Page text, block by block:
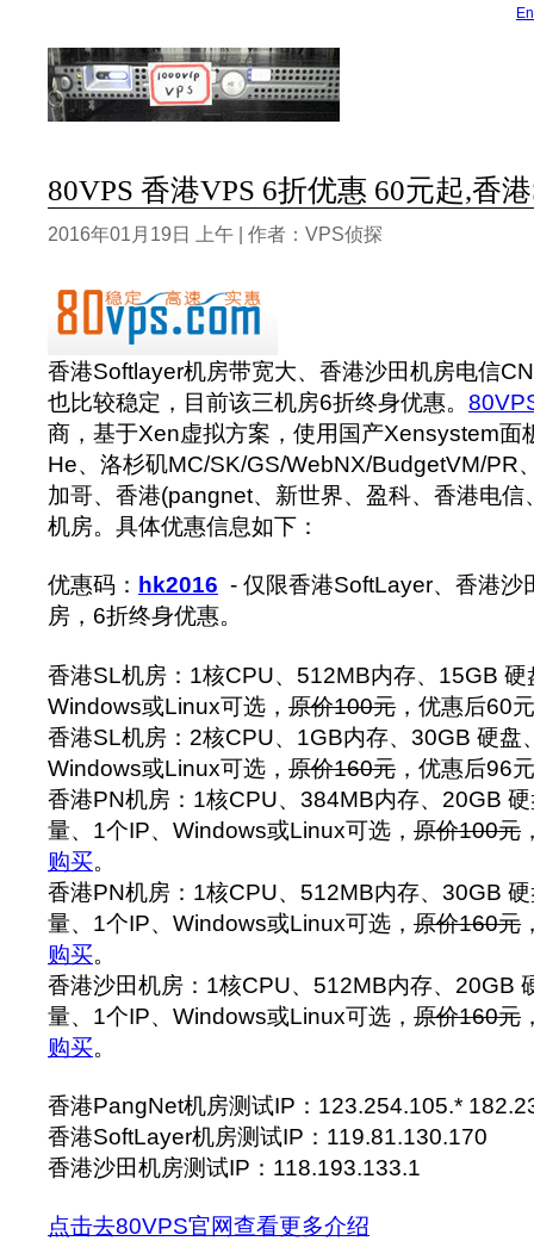
80VPS 香港VPS 6折优惠 60元起,香
2016年01月19日 上午 | 作者：VPS侦探
香港Softlayer机房带宽大、香港沙田机房电信
也比较稳定，目前该三机房6折终身优惠。
商，基于Xen虚拟方案，使用国产Xensystem面
He、洛杉矶MC/SK/GS/WebNX/BudgetVM/PR
加哥、香港(pangnet、新世界、盈科、香港电
机房。具体优惠信息如下：
优惠码： hk2016 - 仅限香港SoftLayer、香港沙
房，6折终身优惠。
香港SL机房：1核CPU、512MB内存、15GB
Windows或Linux可选， 原价100元 ，优惠后60
香港SL机房：2核CPU、1GB内存、30GB 硬盘
Windows或Linux可选， 原价160元 ，优惠后96
香港PN机房：1核CPU、384MB内存、20GB
量、1个IP、Windows或Linux可选， 原价100元
购买。
香港PN机房：1核CPU、512MB内存、30GB
量、1个IP、Windows或Linux可选， 原价160元
购买。
香港沙田机房：1核CPU、512MB内存、20GB
量、1个IP、Windows或Linux可选， 原价160元
购买。
香港PangNet机房测试IP：123.254.105.*
香港SoftLayer机房测试IP：119.81.130.170
香港沙田机房测试IP：118.193.133.1
点击去80VPS官网查看更多介绍